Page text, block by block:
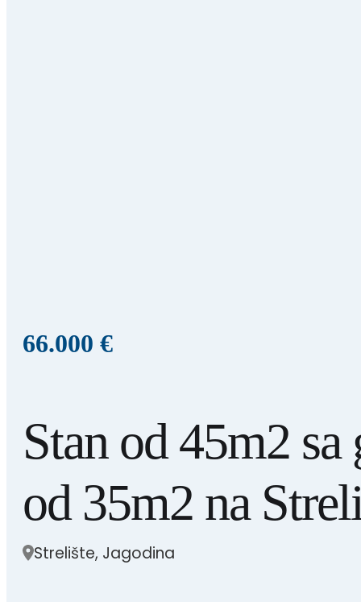
66.000 €
Stan od 45m2
od 35m2 na
Strelište, Jagodina